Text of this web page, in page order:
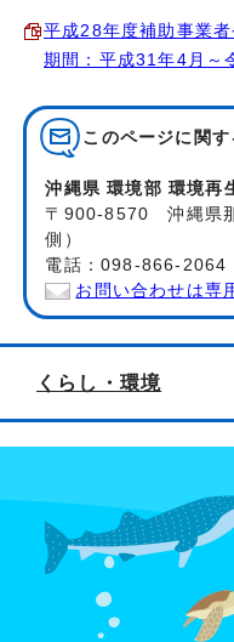
平成28年度補助事業
期間：平成31年4月～
このページに関す
沖縄県 環境部 環境再
〒900-8570 沖縄県
側）
電話：098-866-
お問い合わせは専
くらし・環境